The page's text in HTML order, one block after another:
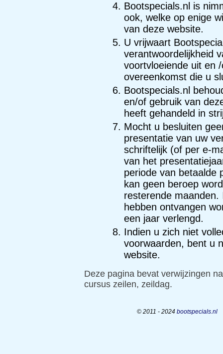
Bootspecials.nl is
ook, welke op enige
van deze website.
U vrijwaart
verantwoordelijkheid
voortvloeiende uit en
overeenkomst die u
Bootspecials.nl
en/of gebruik van
heeft gehandeld in
Mocht u besluiten
presentatie van uw
schriftelijk (of per e-
van het
periode van betaalde
kan geen beroep
resterende maanden.
hebben ontvangen
een jaar verlengd.
Indien u zich niet
voorwaarden, bent u
website.
Deze pagina bevat verwijzingen
cursus zeilen, zeildag.
© 2011 - 2024 bootspecials.nl